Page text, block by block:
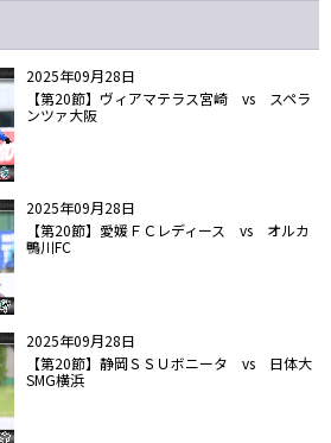
2025年09月28日
【第20節】ヴィアマテラス宮崎 vs スペラ
ンツァ大阪
2025年09月28日
【第20節】愛媛ＦＣレディース vs オルカ
鴨川FC
2025年09月28日
【第20節】静岡ＳＳＵボニータ vs 日体大
SMG横浜